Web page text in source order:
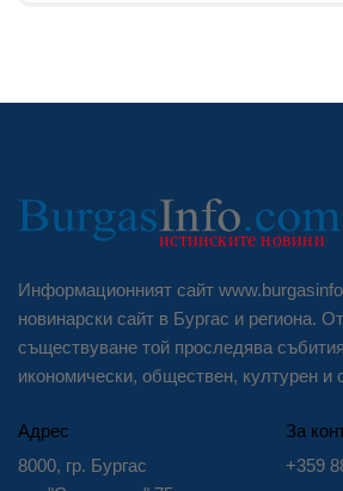
Информационният сайт
новинарски сайт в Бургас и региона.
съществуване той проследява
икономически, обществен, културен и
Адрес
8000, гр. Бургас
За
+359